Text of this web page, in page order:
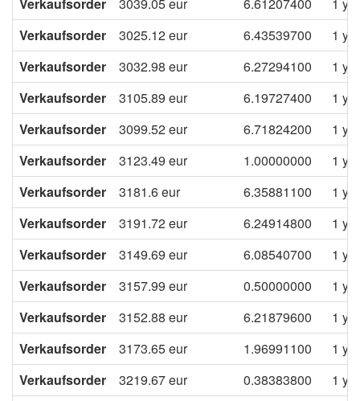
Verkaufsorder
3025.12eur 6.43539700
1
Verkaufsorder
3032.98 eur 6.27294100
1
Verkaufsorder
3105.89 eur 6.19727400
1
Verkaufsorder
3099.52eur 6.71824200
1
Verkaufsorder
3123.49 eur 1.00000000
1
Verkaufsorder
3181.6eur 6.35881100
1
Verkaufsorder
3191.72eur 6.24914800
1
Verkaufsorder
3149.69 eur 6.08540700
1
Verkaufsorder
3157.99 eur 0.50000000
1
Verkaufsorder
3152.88 eur 6.21879600
1
Verkaufsorder
3173.65eur 1.96991100
1
Verkaufsorder
3219.67eur 0.38383800
1